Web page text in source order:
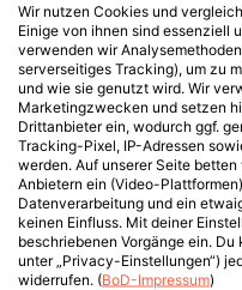
Wir nutzen Cookies und
Einige von ihnen sind essenziell
verwenden wir
serverseitiges Tracking), um zu
und wie sie genutzt wird. Wir
Marketingzwecken und setzen
Drittanbieter ein, wodurch ggf.
Tracking-Pixel, IP-Adressen
werden. Auf unserer Seite
Anbietern ein (Video-
Datenverarbeitung und ein
keinen Einfluss. Mit deiner
beschriebenen Vorgänge ein.
unter „Privacy-Einstellungen“)
widerrufen. (BoD-Impressum)